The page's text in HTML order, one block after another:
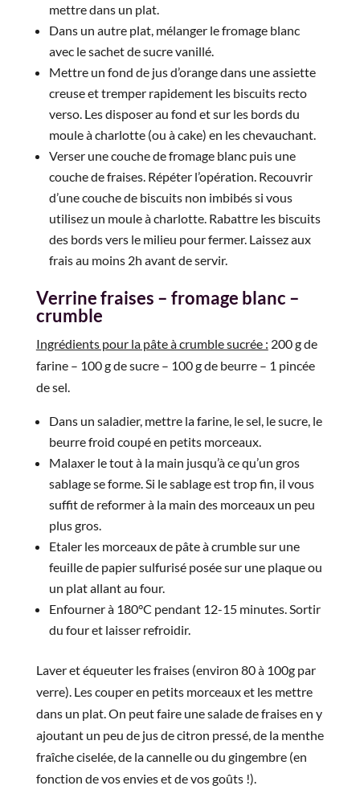
mettre dans un plat.
Dans un autre plat, mélanger le fromage blanc
avec le sachet de sucre vanillé.
Mettre un fond de jus d’orange dans une assiette
creuse et tremper rapidement les biscuits recto
verso. Les disposer au fond et sur les bords du
moule à charlotte (ou à cake) en les chevauchant.
Verser une couche de fromage blanc puis une
couche de fraises. Répéter l’opération. Recouvrir
d’une couche de biscuits non imbibés si vous
utilisez un moule à charlotte. Rabattre les biscuits
des bords vers le milieu pour fermer. Laissez aux
frais au moins 2h avant de servir.
Verrine fraises – fromage blanc –
crumble
Ingrédients pour la pâte à crumble sucrée : 200 g de
farine – 100 g de sucre – 100 g de beurre – 1 pincée
de sel.
Dans un saladier, mettre la farine, le sel, le sucre, le
beurre froid coupé en petits morceaux.
Malaxer le tout à la main jusqu’à ce qu’un gros
sablage se forme. Si le sablage est trop fin, il vous
suffit de reformer à la main des morceaux un peu
plus gros.
Etaler les morceaux de pâte à crumble sur une
feuille de papier sulfurisé posée sur une plaque ou
un plat allant au four.
Enfourner à 180°C pendant 12-15 minutes. Sortir
du four et laisser refroidir.
Laver et équeuter les fraises (environ 80 à 100g par
verre). Les couper en petits morceaux et les mettre
dans un plat. On peut faire une salade de fraises en y
ajoutant un peu de jus de citron pressé, de la menthe
fraîche ciselée, de la cannelle ou du gingembre (en
fonction de vos envies et de vos goûts !).